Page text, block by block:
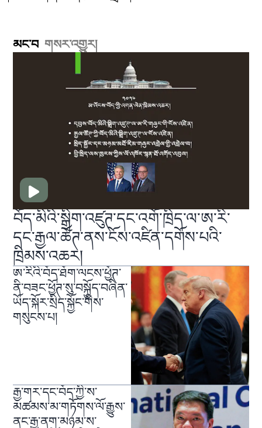
མང་བ གསར་འགྱུར།
བོད་མིའི་སྒྲིག་འཛུཊ་དང་འགོ་ཁྲིད་ལ་ཨ་རི་
དང་རྒྱལ་ཚོཊ་ནས་ངོས་འཛིན་དགོས་པའི་
ཁྲིམས་འཆར།
ཨ་རིའི་བོད་ཐོག་ལངས་ཕྱོཊ་
ནི་བཟང་ཕྱོཊ་སུ་བསྐྱོད་བཞིན་
ཡོད་སྐོར་སྲིད་སྐྱོང་གིས་
གསུངས་པ།
རྒྱ་གར་དང་བོད་ཀྱི་ས་
མཚམས་མ་གཏོགས་ལོ་རྒྱུས་
ནང་རྒྱ་ནག་མཉམ་ས་